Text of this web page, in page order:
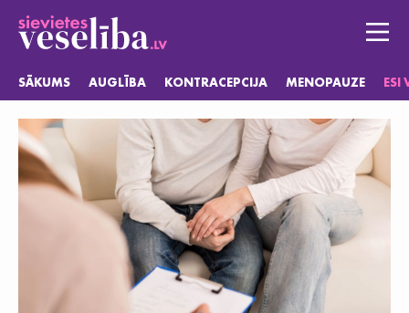
SĀKUMS AUGLĪBA KONTRACEPCIJA MENOPAUZE ESI
Sākums
Auglība
Kontracepcija
Menopauze